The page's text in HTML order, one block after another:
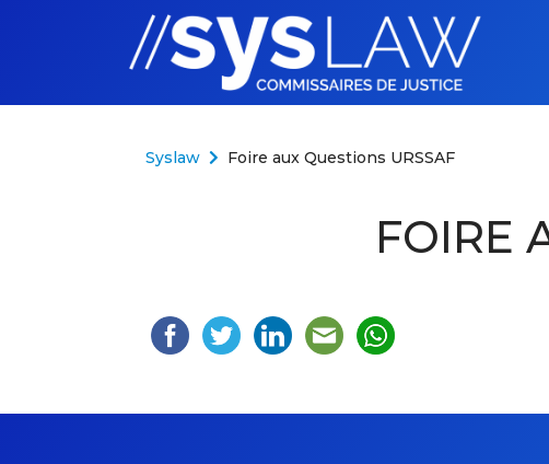
Syslaw Foire aux Questions URSSAF
FOIRE